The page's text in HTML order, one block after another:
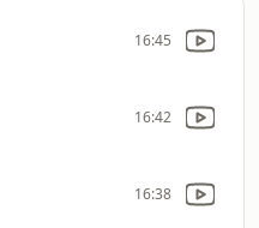
16:45
16:42
16:38